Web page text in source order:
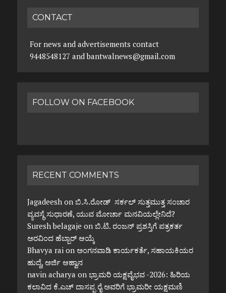
CONTACT
For news and advertisements contact
9448548127 and bantwalnews@gmail.com
FOLLOW ON FACEBOOK
RECENT COMMENTS
Jagadeeshon ಬಿ.ಸಿ.ರೋಡ್ ಸರ್ಕಲ್ ಸುತ್ತಮುತ್ತ ಸಂಚಾರ
ವ್ಯವಸ್ಥೆ ಸುಧಾರಣೆ, ಯುವ ಮೋರ್ಚಾ ಮನವಿಯಲ್ಲೇನಿದೆ?
Suresh belagaje on ಬಿ.ಟಿ. ರಂಜನ್ ಪ್ರಶಸ್ತಿಗೆ ಪತ್ರಕರ್ತ
ಅರವಿಂದ ಹೆಬ್ಬಾರ್ ಆಯ್ಕೆ
Bhavya raion ಅಂಗನವಾಡಿ ಕಾರ್ಯಕರ್ತೆ, ಸಹಾಯಕಿಯರ
ಹುದ್ದೆ, ಅರ್ಜಿ ಆಹ್ವಾನ
navin acharya on ಭ್ರಾಮರಿ ಯಕ್ಷವೈಭವ -2026: ಹಿರಿಯ
ಕಲಾವಿದ ಕೆ.ಎಚ್ ದಾಸಪ್ಪ ರೈ ಅವರಿಗೆ ಭ್ರಾಮರೀ ಯಕ್ಷಮಣಿ